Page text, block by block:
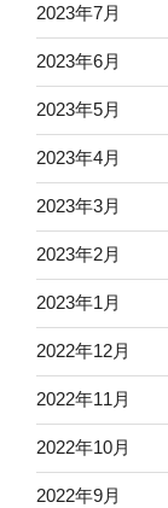
2023年7月
2023年6月
2023年5月
2023年4月
2023年3月
2023年2月
2023年1月
2022年12月
2022年11月
2022年10月
2022年9月